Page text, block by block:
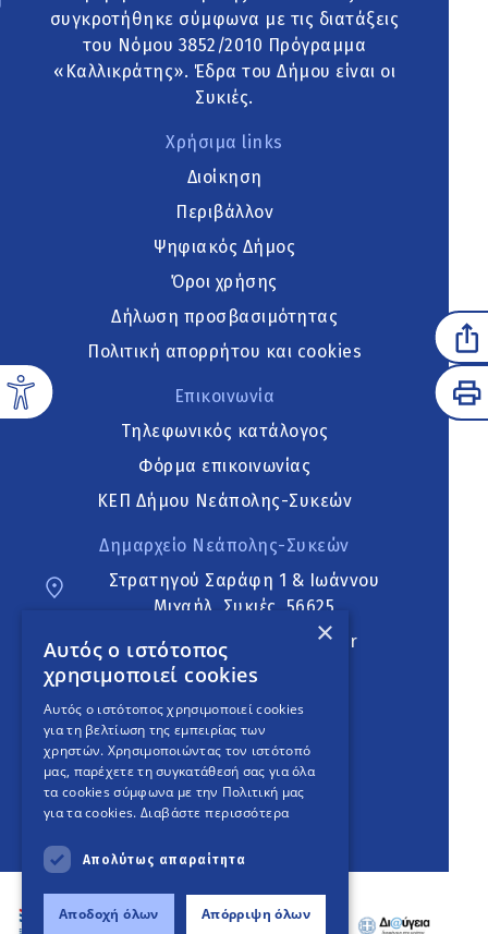
συγκροτήθηκε σύμφωνα με τις διατάξεις
του Νόμου 3852/2010 Πρόγραμμα
«Καλλικράτης». Έδρα του Δήμου είναι οι
Συκιές.
Χρήσιμα links
Διοίκηση
Περιβάλλον
Ψηφιακός Δήμος
Όροι χρήσης
Δήλωση προσβασιμότητας
Πολιτική απορρήτου και cookies
Επικοινωνία
Τηλεφωνικός κατάλογος
Φόρμα επικοινωνίας
ΚΕΠ Δήμου Νεάπολης-Συκεών
Δημαρχείο Νεάπολης-Συκεών
Στρατηγού Σαράφη 1 & Ιωάννου
Μιχαήλ, Συκιές, 56625
neapoli.sykies@ddt.gov.gr
Ακολουθήστε
English Version
An project
×
Αυτός ο ιστότοπος
χρησιμοποιεί cookies
Αυτός ο ιστότοπος χρησιμοποιεί cookies
για τη βελτίωση της εμπειρίας των
χρηστών. Χρησιμοποιώντας τον ιστότοπό
μας, παρέχετε τη συγκατάθεσή σας για όλα
τα cookies σύμφωνα με την Πολιτική μας
για τα cookies. Διαβάστε περισσότερα
Απολύτως απαραίτητα
Αποδοχή όλων Απόρριψη όλων